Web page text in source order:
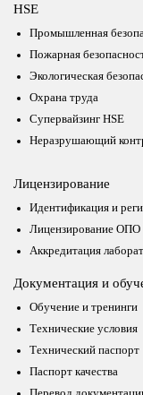
HSE
Промышленная
Пожарная
Экологическая
Охрана труда
Супервайзинг HSE
Неразрушающий
Лицензирование
Идентификация и
Лицензирование ОПО
Аккредитация
Документация и
Обучение и тренинги
Технические условия
Технический паспорт
Паспорт качества